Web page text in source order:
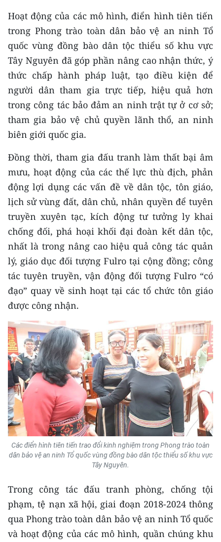
Hoạt động của các mô hình, điển hình tiên tiến
trong Phong trào toàn dân bảo vệ an ninh Tổ
quốc vùng đồng bào dân tộc thiểu số khu vực
Tây Nguyên đã góp phần nâng cao nhận thức, ý
thức chấp hành pháp luật, tạo điều kiện để
người dân tham gia trực tiếp, hiệu quả hơn
trong công tác bảo đảm an ninh trật tự ở cơ sở;
tham gia bảo vệ chủ quyền lãnh thổ, an ninh
biên giới quốc gia.
Đồng thời, tham gia đấu tranh làm thất bại âm
mưu, hoạt động của các thế lực thù địch, phản
động lợi dụng các vấn đề về dân tộc, tôn giáo,
lịch sử vùng đất, dân chủ, nhân quyền để tuyên
truyền xuyên tạc, kích động tư tưởng ly khai
chống đối, phá hoại khối đại đoàn kết dân tộc,
nhất là trong nâng cao hiệu quả công tác quản
lý, giáo dục đối tượng Fulro tại cộng đồng; công
tác tuyên truyền, vận động đối tượng Fulro “có
đạo” quay về sinh hoạt tại các tổ chức tôn giáo
được công nhận.
Các điển hình tiên tiến trao đổi kinh nghiệm trong Phong trào toàn
dân bảo vệ an ninh Tổ quốc vùng đồng bào dân tộc thiểu số khu vực
Tây Nguyên.
Trong công tác đấu tranh phòng, chống tội
phạm, tệ nạn xã hội, giai đoạn 2018-2024 thông
qua Phong trào toàn dân bảo vệ an ninh Tổ quốc
và hoạt động của các mô hình, quần chúng khu